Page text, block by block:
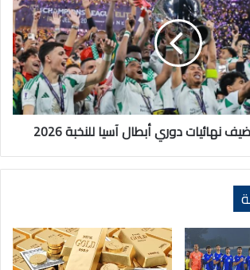
نهائيات دوري أبطال آسيا للنخبة 2026